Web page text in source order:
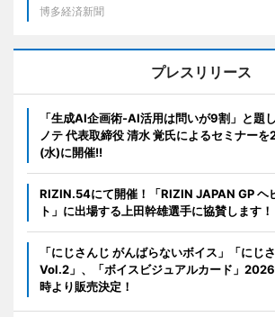
博多経済新聞
プレスリリース
「生成AI企画術-AI活用は問いが9割」と題
ノテ 代表取締役 清水 覚氏によるセミナー
(水)に開催!!
RIZIN.54にて開催！「RIZIN JAPAN GP ヘ
ト」に出場する上田幹雄選手に協賛します！
「にじさんじ がんばらないボイス」「にじ
Vol.2」、「ボイスビジュアルカード」
時より販売決定！